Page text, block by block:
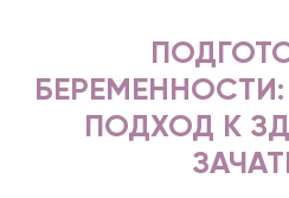
ПОДХОД К